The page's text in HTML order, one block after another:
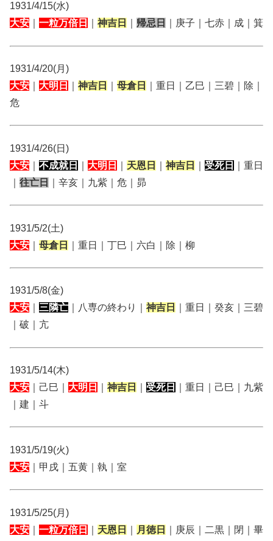
1931/4/15(水)
大安
一粒万倍日 神吉日 帰忌日 ｜庚子｜七赤｜成｜箕
1931/4/20(月)
大安
大明日 神吉日 母倉日
｜重日｜乙巳｜三碧｜除｜
危
1931/4/26(日)
大安
不成就日 大明日 天恩日 神吉日 受死日
｜重日
往亡日 ｜辛亥｜九紫｜危｜昴
1931/5/2(土)
大安
母倉日 ｜重日｜丁巳｜六白｜除｜柳
1931/5/8(金)
大安
三隣亡 ｜八専の終わり｜ 神吉日
｜重日｜癸亥｜三碧
｜破｜亢
1931/5/14(木)
大安 ｜己巳｜ 大明日 神吉日 受死日
｜重日｜己巳｜九紫
｜建｜斗
1931/5/19(火)
大安 ｜甲戌｜五黄｜執｜室
1931/5/25(月)
大安
一粒万倍日 天恩日 月徳日 ｜庚辰｜二黒｜閉｜畢